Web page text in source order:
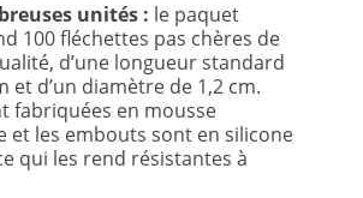
unités : le paquet
100 fléchettes pas chères de
d’une longueur standard
et d’un diamètre de 1,2 cm.
fabriquées en mousse
et les embouts sont en silicone
qui les rend résistantes à